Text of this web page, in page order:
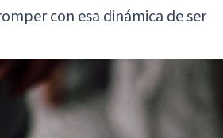
con esa dinámica de ser